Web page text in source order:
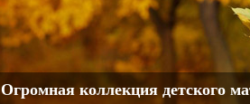
Огромная коллекция детского